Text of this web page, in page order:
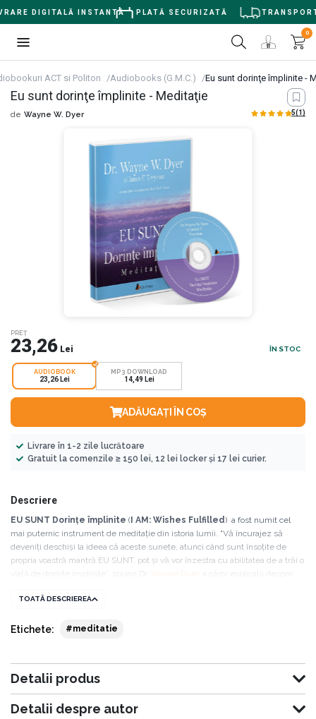
DIGITALĂ INSTANTĂ PLATĂ SECURIZATĂ TRANSPORT
0
ACT si Politon Audiobooks (G.M.C.) Eu sunt dorinţe împlinite -
Eu sunt dorinţe împlinite - Meditaţie
de Wayne W. Dyer 5(1)
PREȚ
23,26 Lei ÎN STOC
AUDIOBOOK
23,26 Lei
MP3 DOWNLOAD
14,49 Lei
ADĂUGAȚI ÎN COȘ
Livrare în 1-2 zile lucrătoare
Gratuit la comenzile ≥ 150 lei, 12 lei locker și 17 lei curier.
Descriere
EU SUNT Dorinţe împlinite ( I AM: Wishes Fulfilled) a fost numit cel
mai puternic instrument de meditație din istoria lumii. "Vă încurajez să
deveniți deschiși la ideea că aceste sunete, atunci când sunt însoțite de
propria voastră mantră EU SUNT, pot și vă vor înzestra cu abilitatea de a trăi o
viață de dorințe împlinite”, spune Dr.
Wayne Dyer
asociate cu numele lui Dumnezeu, așa cum se regăsește în Vechiul
complex, în care se folosește un sistem numit „gematria” (derivat din antica
tradiție a Kabalei de a desemna numere cuvintelor) pentru a găsi sunetele
care Dumnezeu i le-a spus lui Moise, atunci când acesta L-a întrebat
TOATĂ DESCRIEREA
Etichete: #meditatie
Detalii produs
Detalii despre autor